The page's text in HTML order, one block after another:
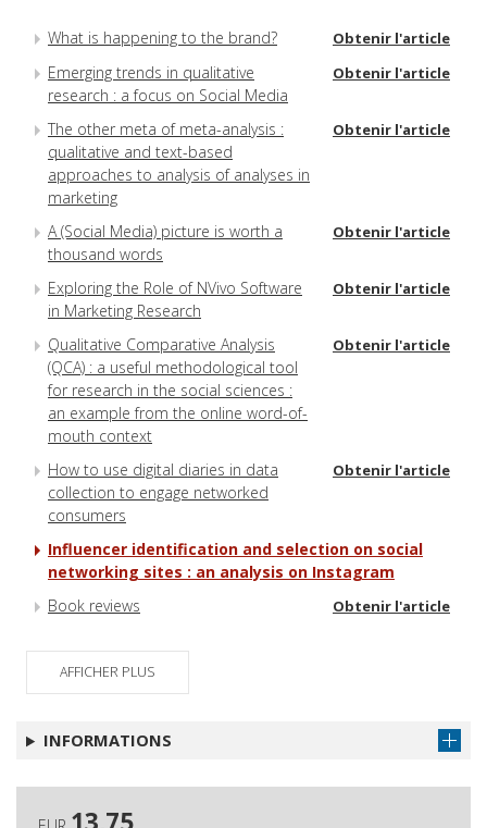
What is happening to the brand? Obtenir l'article
Emerging trends in qualitative
research : a focus on Social Media
Obtenir l'article
The other meta of meta-analysis :
qualitative and text-based
approaches to analysis of analyses in
marketing
Obtenir l'article
A (Social Media) picture is worth a
thousand words
Obtenir l'article
Exploring the Role of NVivo Software
in Marketing Research
Obtenir l'article
Qualitative Comparative Analysis
(QCA) : a useful methodological tool
for research in the social sciences :
an example from the online word-of-
mouth context
Obtenir l'article
How to use digital diaries in data
collection to engage networked
consumers
Obtenir l'article
Influencer identification and selection on social
networking sites : an analysis on Instagram
Book reviews
Obtenir l'article
AFFICHER PLUS
INFORMATIONS